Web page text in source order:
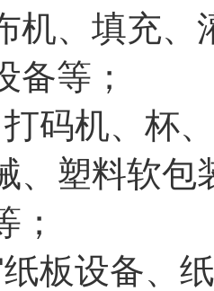
机、填充、
备等；
码机、杯
、塑料软
；
板设备、